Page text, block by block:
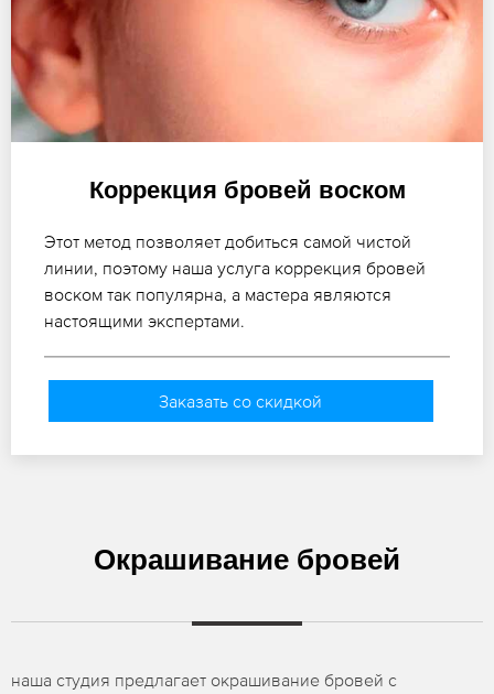
Коррекция бровей воском
Этот метод позволяет добиться самой чистой
линии, поэтому наша услуга коррекция бровей
воском так популярна, а мастера являются
настоящими экспертами.
Заказать со скидкой
Окрашивание бровей
наша студия предлагает окрашивание бровей с